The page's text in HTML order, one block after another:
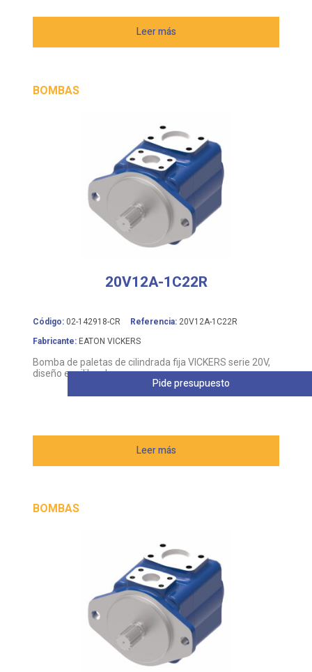
Leer más
BOMBAS
20V12A-1C22R
Código: 02-142918-CR Referencia: 20V12A-1C22R
Fabricante: EATON VICKERS
Bomba de paletas de cilindrada fija VICKERS serie 20V,
diseño equilibrado
Leer más
Pide presupuesto
BOMBAS